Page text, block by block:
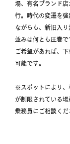
場、有名ブランド
行。時代の変遷を
ながらも、新旧入
並みは何とも圧巻で
ご希望があれば、
可能です。
​※スポットにより、
が制限されている
乗務員にご相談くだ